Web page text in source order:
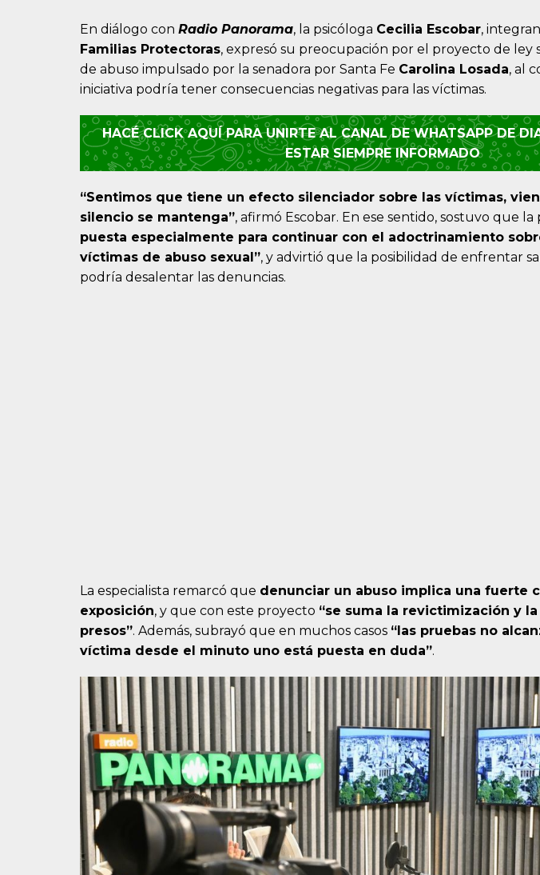
En diálogo con Radio Panorama, la psicóloga Cecilia Escobar,
Familias Protectoras, expresó su preocupación por el proyecto de ley
de abuso impulsado por la senadora por Santa Fe Carolina Losada, al
iniciativa podría tener consecuencias negativas para las víctimas.
HACÉ CLICK AQUÍ PARA UNIRTE AL CANAL DE WHATSAPP DE
ESTAR SIEMPRE INFORMADO
“Sentimos que tiene un efecto silenciador sobre las víctimas,
silencio se mantenga”, afirmó Escobar. En ese sentido, sostuvo que
puesta especialmente para continuar con el adoctrinamiento
víctimas de abuso sexual”, y advirtió que la posibilidad de enfrentar
podría desalentar las denuncias.
La especialista remarcó que denunciar un abuso implica una fuerte
exposición, y que con este proyecto “se suma la revictimización y
presos”. Además, subrayó que en muchos casos “las pruebas no
víctima desde el minuto uno está puesta en duda”.